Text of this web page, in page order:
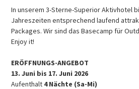
In unserem 3-Sterne-Superior Aktivhotel
Jahreszeiten entsprechend laufend
Packages. Wir sind das Basecamp für
Enjoy it!
ERÖFFNUNGS-ANGEBOT
13. Juni bis 17. Juni 2026
Aufenthalt 4 Nächte (Sa-Mi)